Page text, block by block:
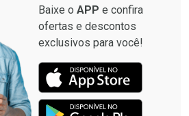
Baixe o APP e confira
ofertas e descontos
exclusivos para você!